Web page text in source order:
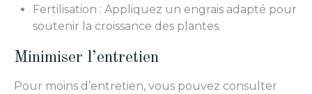
Fertilisation : Appliquez un engrais adapté pour
soutenir la croissance des plantes.
Minimiser l’entretien
Pour moins d’entretien, vous pouvez consulter